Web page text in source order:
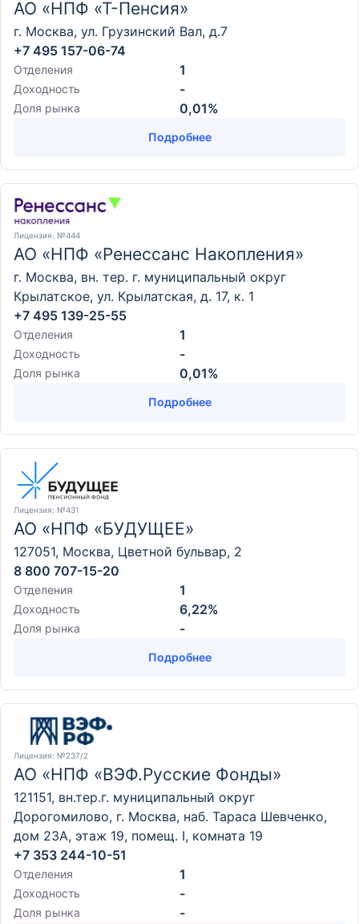
АО «НПФ «Т-Пенсия»
г. Москва, ул. Грузинский Вал, д.7
+7 495 157-06-74
Отделения 1
Доходность -
Доля рынка 0,01%
Подробнее
Лицензия: №444
АО «НПФ «Ренессанс Накопления»
г. Москва, вн. тер. г. муниципальный округ
Крылатское, ул. Крылатская, д. 17, к. 1
+7 495 139-25-55
Отделения 1
Доходность -
Доля рынка 0,01%
Подробнее
Лицензия: №431
АО «НПФ «БУДУЩЕЕ»
127051, Москва, Цветной бульвар, 2
8 800 707-15-20
Отделения 1
Доходность 6,22%
Доля рынка -
Подробнее
Лицензия: №237/2
АО «НПФ «ВЭФ.Русские Фонды»
121151, вн.тер.г. муниципальный округ
Дорогомилово, г. Москва, наб. Тараса Шевченко,
дом 23А, этаж 19, помещ. I, комната 19
+7 353 244-10-51
Отделения 1
Доходность -
Доля рынка -